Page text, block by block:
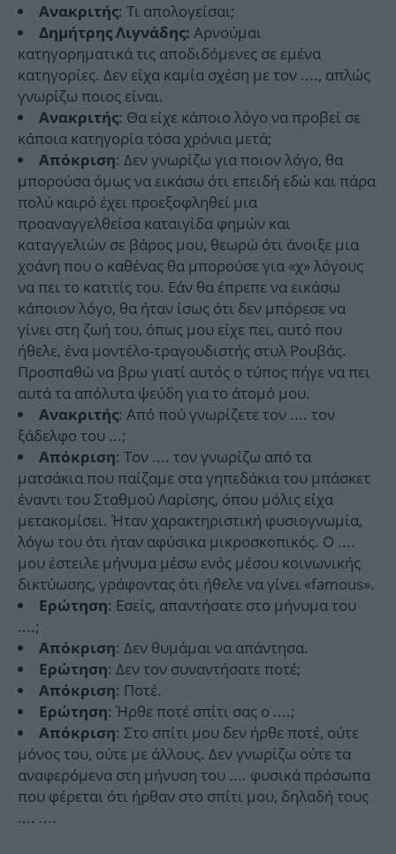
Ανακριτής: Τι απολογείσαι;
Δημήτρης Λιγνάδης: Αρνούμαι
κατηγορηματικά τις αποδιδόμενες σε εμένα
κατηγορίες. Δεν είχα καμία σχέση με τον ...., απλώς
γνωρίζω ποιος είναι.
Ανακριτής: Θα είχε κάποιο λόγο να προβεί σε
κάποια κατηγορία τόσα χρόνια μετά;
Απόκριση: Δεν γνωρίζω για ποιον λόγο, θα
μπορούσα όμως να εικάσω ότι επειδή εδώ και πάρα
πολύ καιρό έχει προεξοφληθεί μια
προαναγγελθείσα καταιγίδα φημών και
καταγγελιών σε βάρος μου, θεωρώ ότι άνοιξε μια
χοάνη που ο καθένας θα μπορούσε για «χ» λόγους
να πει το κατιτίς του. Εάν θα έπρεπε να εικάσω
κάποιον λόγο, θα ήταν ίσως ότι δεν μπόρεσε να
γίνει στη ζωή του, όπως μου είχε πει, αυτό που
ήθελε, ένα μοντέλο-τραγουδιστής στυλ Ρουβάς.
Προσπαθώ να βρω γιατί αυτός ο τύπος πήγε να πει
αυτά τα απόλυτα ψεύδη για το άτομό μου.
Ανακριτής: Από πού γνωρίζετε τον .... τον
ξάδελφο του ...;
Απόκριση: Τον .... τον γνωρίζω από τα
ματσάκια που παίζαμε στα γηπεδάκια του μπάσκετ
έναντι του Σταθμού Λαρίσης, όπου μόλις είχα
μετακομίσει. Ήταν χαρακτηριστική φυσιογνωμία,
λόγω του ότι ήταν αφύσικα μικροσκοπικός. Ο ....
μου έστειλε μήνυμα μέσω ενός μέσου κοινωνικής
δικτύωσης, γράφοντας ότι ήθελε να γίνει «famous».
Ερώτηση: Εσείς, απαντήσατε στο μήνυμα του
....;
Απόκριση: Δεν θυμάμαι να απάντησα.
Ερώτηση: Δεν τον συναντήσατε ποτέ;
Απόκριση: Ποτέ.
Ερώτηση: Ήρθε ποτέ σπίτι σας ο ....;
Απόκριση: Στο σπίτι μου δεν ήρθε ποτέ, ούτε
μόνος του, ούτε με άλλους. Δεν γνωρίζω ούτε τα
αναφερόμενα στη μήνυση του .... φυσικά πρόσωπα
που φέρεται ότι ήρθαν στο σπίτι μου, δηλαδή τους
.... ....